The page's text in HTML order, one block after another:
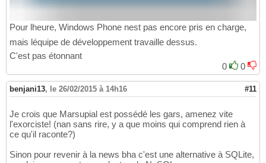
Pour lheure, Windows Phone nest pas encore pris en charge,
mais léquipe de développement travaille dessus.
C'est pas étonnant
0
0
benjani13, le 26/02/2015 à 14h16 #11
Je crois que Marsupial est possédé les gars, amenez vite
l'exorciste! (nan sans rire, y a que moins qui comprend rien à
ce qu'il raconte?)
Sinon pour revenir à la news bha c'est une alternative à SQLite,